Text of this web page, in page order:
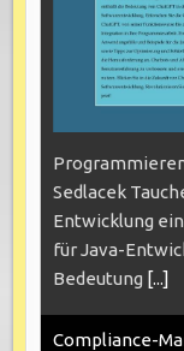
Sedlacek
Entwicklung
für Java-
Bedeutung [...]
Compliance-